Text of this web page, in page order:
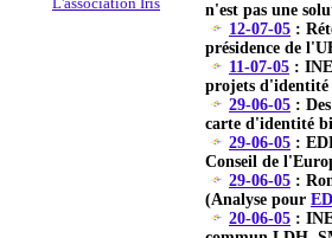
n'est pas une
12-07-05 :
présidence de
11-07-05 :
projets
29-06-05 :
carte d'identité
29-06-05 :
Conseil de
29-06-05 :
(Analyse pour
20-06-05 :